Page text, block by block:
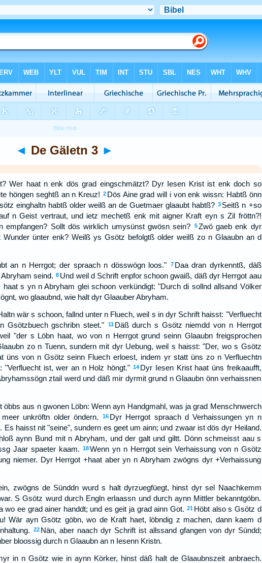
◄ De Gäletn 3 ►
Wer haat n enk dös grad eingschmätzt? Dyr Iesen Krist ist enk doch so
höngen seghtß an n Kreuz! 2 Dös Aine grad will i von enk wissn: Habtß önn
einghaltn habtß older weilß an de Guetmaer glaaubt habtß? 3 Seitß n +so
n Geist vertraut, und ietz mechetß enk mit aigner Kraft eyn s Zil fröttn?!
empfangen? Sollt dös wirklich umysünst gwösn sein? 5 Zwö gaeb enk dyr
Wunder ünter enk? Weilß ys Gsötz befolgtß older weilß zo n Glaaubn an d
an n Herrgot; der spraach n dösswögn loos." 7 Daa dran dyrkenntß, däß
seind. 8 Und weil d Schrift enpfor schoon gwaiß, däß dyr Herrgot aau
s yn n Abryham glei schoon verkündigt: "Durch di sollnd allsand Völker
wo glaaubnd, wie halt dyr Glaauber Abryham.
wär s schoon, fallnd unter n Fluech, weil s in dyr Schrift haisst: "Verfluecht
Gsötzbuech gschribn steet."
11 Däß durch s Gsötz niemdd von n Herrgot
"der s Löbn haat, wo von n Herrgot grund seinn Glaaubn freigsprochen
zo n Tuenn, sundern mit dyr Uebung, weil s haisst: "Der, wo s Gsötz
üns von n Gsötz seinn Fluech erloest, indem yr statt üns zo n Verfluechtn
ist, wer an n Holz höngt." 14 Dyr Iesen Krist haat üns freikaaufft,
ztail werd und däß mir dyrmit grund n Glaaubn önn verhaissnen
öbbs aus n gwonen Löbn: Wenn ayn Handgmahl, was ja grad Menschnwerch
unkröftn older öndern.
16 Dyr Herrgot spraach d Verhaissungen yn n
haisst nit "seine", sundern es geet um ainn; und zwaar ist dös dyr Heiland.
aynn Bund mit n Abryham, und der galt und giltt. Dönn schmeisst aau s
Jaar spaeter kaam.
18Wenn yn n Herrgot sein Verhaissung von n Gsötz
niemer. Dyr Herrgot +haat aber yn n Abryham zwögns dyr +Verhaissung
zwögns de Sünddn wurd s halt dyrzuegfüegt, hinst dyr sel Naachkemm
S Gsötz wurd durch Engln erlaassn und durch aynn Mittler bekanntgöbn.
wo ee grad ainer handdt; und es geit ja grad ainn Got. 21 Höbt also s Gsötz d
Wär ayn Gsötz göbn, wo de Kraft haet, löbndig z machen, dann kaem d
22 Nän, aber naach dyr Schrift ist allssand gfangen von dyr Sündd;
bloossig durch n Glaaubn an n Iesenn Kristn.
in n Gsötz wie in aynn Körker, hinst däß halt de Glaaubnszeit anbraech.